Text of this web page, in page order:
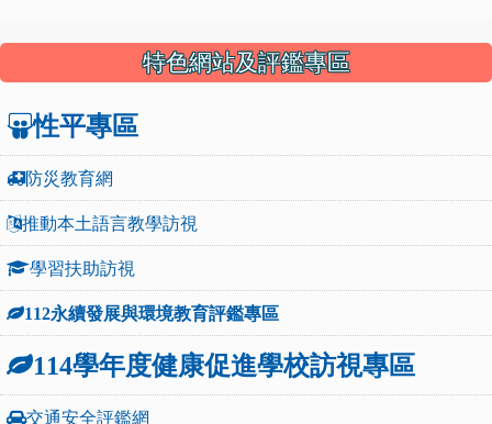
特色網站及評鑑專區
性平專區
防災教育網
推動本土語言教學訪視
學習扶助訪視
112永續發展與環境教育評鑑專區
114學年度健康促進學校訪視專區
交通安全評鑑網